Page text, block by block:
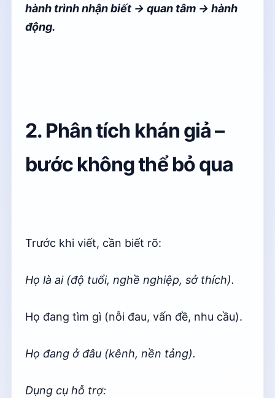
hành trình nhận biết → quan tâm → hành
động.
2. Phân tích khán giả –
bước không thể bỏ qua
Trước khi viết, cần biết rõ:
Họ là ai (độ tuổi, nghề nghiệp, sở thích).
Họ đang tìm gì (nỗi đau, vấn đề, nhu cầu).
Họ đang ở đâu (kênh, nền tảng).
Dụng cụ hỗ trợ: